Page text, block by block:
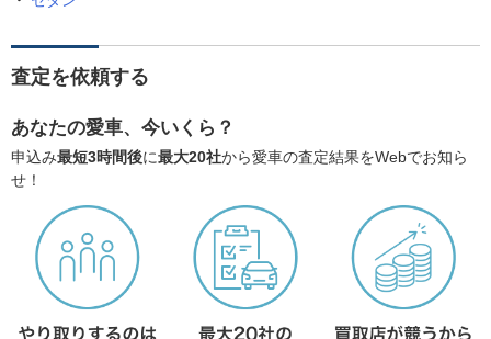
査定を依頼する
あなたの愛車、今いくら？
申込み最短3時間後に最大20社から愛車の査定結果をWebでお知ら
せ！